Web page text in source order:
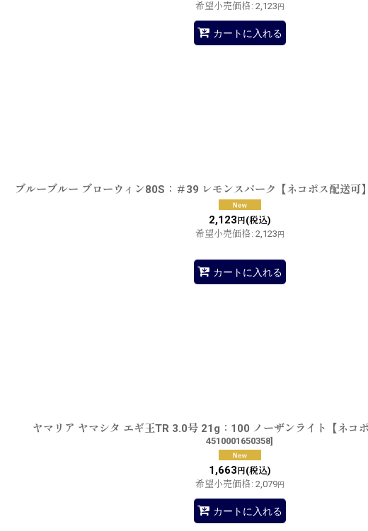
希望小売価格: 2,123 円
カートに入れる
ブルーブルー ブローウィン80S：＃39 レモンスパーク【ネコポス配送可】
2,123 円(税込)
希望小売価格: 2,123 円
カートに入れる
ヤマリア ヤマシタ エギ王TR 3.0号 21g：100 ノーザンライト【ネコポ
4510001650358]
1,663 円(税込)
希望小売価格: 2,079円
カートに入れる